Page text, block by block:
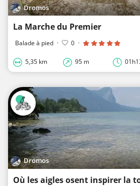
Dromos
La Marche du Premier
Balade à pied · 0 ·
5,35 km 95 m
Dromos
Où les aigles osent inspirer la